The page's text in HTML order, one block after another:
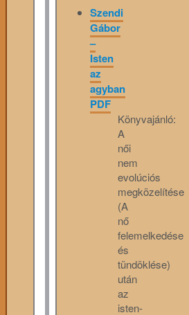
Szendi
Gábor
–
Isten
az
agyban
PDF
Könyvajánló:
A
női
nem
evolúciós
megközelítése
(A
nő
felemelkedése
és
tündöklése)
után
az
isten-